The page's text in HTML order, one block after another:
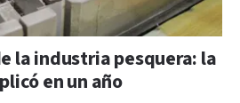
la industria pesquera: la
en un año